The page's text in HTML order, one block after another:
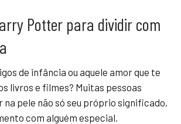
Potter para dividir com
de infância ou aquele amor que te
livros e filmes? Muitas pessoas
pele não só seu próprio significado,
com alguém especial.